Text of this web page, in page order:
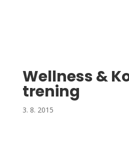
Wellness &
trening
3. 8. 2015